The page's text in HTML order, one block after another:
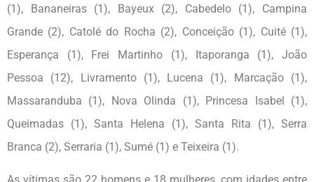
(1), Bananeiras (1), Bayeux (2), Cabedelo (1), Campina
Grande (2), Catolé do Rocha (2), Conceição (1), Cuité (1),
Esperança (1), Frei Martinho (1), Itaporanga (1), João
Pessoa (12), Livramento (1), Lucena (1), Marcação (1),
Massaranduba (1), Nova Olinda (1), Princesa Isabel (1),
Queimadas (1), Santa Helena (1), Santa Rita (1), Serra
Branca (2), Serraria (1), Sumé (1) e Teixeira (1).